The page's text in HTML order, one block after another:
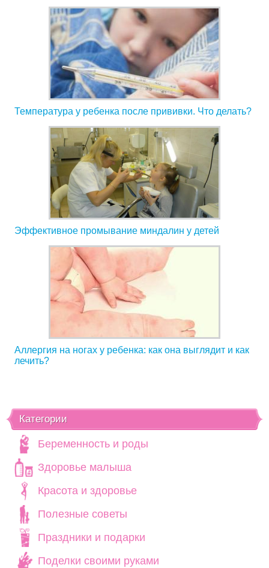
Температура у ребенка после прививки. Что делать?
Эффективное промывание миндалин у детей
Аллергия на ногах у ребенка: как она выглядит и как
лечить?
Категории
Беременность и роды
Здоровье малыша
Красота и здоровье
Полезные советы
Праздники и подарки
Поделки своими руками